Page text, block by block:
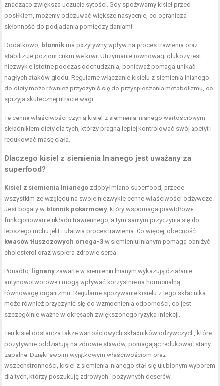
znacząco zwiększa uczucie sytości. Gdy spożywamy kisiel przed
posiłkiem, możemy odczuwać większe nasycenie, co ogranicza
skłonność do podjadania pomiędzy daniami.
Dodatkowo, błonnik ma pozytywny wpływ na proces trawienia oraz
stabilizuje poziom cukru we krwi. Utrzymanie równowagi glukozy jest
niezwykle istotne podczas odchudzania, ponieważ pomaga unikać
nagłych ataków głodu . Regularne włączanie kisielu z siemienia lnianego
do diety może również przyczynić się do przyspieszenia metabolizmu, co
sprzyja skutecznej utracie wagi.
Te cenne właściwości czynią kisiel z siemienia lnianego wartościowym
składnikiem diety dla tych, którzy pragną lepiej kontrolować swój apetyt i
redukować masę ciała.
Dlaczego kisiel z siemienia lnianego jest uważany za
superfood?
Kisiel z siemienia lnianego zdobył miano superfood, przede
wszystkim ze względu na swoje niezwykle cenne właściwości odżywcze.
Jest bogaty w błonnik pokarmowy , który wspomaga prawidłowe
funkcjonowanie układu trawiennego, a tym samym przyczynia się do
lepszego ruchu jelit i ułatwia proces trawienia. Co więcej, obecność
kwasów tłuszczowych omega-3 w siemieniu lnianym pomaga obniżyć
cholesterol oraz wspiera zdrowie serca.
Ponadto, lignany zawarte w siemieniu lnianym wykazują działanie
antynowotworowe i mogą wpływać korzystnie na hormonalną
równowagę organizmu. Regularne spożywanie kisielu z tego składnika
może również przyczynić się do wzmocnienia odporności, co jest
szczególnie ważne w okresach zwiększonego ryzyka infekcji.
Ten kisiel dostarcza także wartościowych składników odżywczych, które
pozytywnie oddziałują na zdrowie stawów, pomagając redukować stany
zapalne. Dzięki swoim wyjątkowym właściwościom oraz
wszechstronności, kisiel z siemienia lnianego stał się ulubionym wyborem
dla tych, którzy poszukują zdrowych i pożywnych deserów.